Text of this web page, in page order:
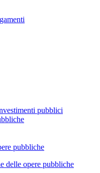
pubblici
pubbliche
delle opere pubbliche